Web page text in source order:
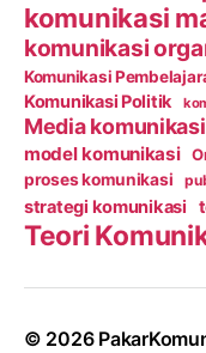
komunikasi
komunikasi
Komunikasi
Komunikasi Politik
Media komunikasi
model komunikasi
proses komunikasi
strategi komunikasi
Teori
© 2026